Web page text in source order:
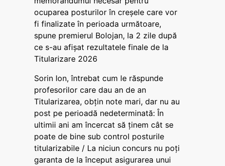
ocuparea posturilor în creșele care vor
fi finalizate în perioada următoare,
spune premierul Bolojan, la 2 zile după
ce s-au afișat rezultatele finale de la
Titularizare 2026
Sorin Ion, întrebat cum le răspunde
profesorilor care dau an de an
Titularizarea, obțin note mari, dar nu au
post pe perioadă nedeterminată: În
ultimii ani am încercat să ținem cât se
poate de bine sub control posturile
titularizabile / La niciun concurs nu poți
garanta de la început asigurarea unui